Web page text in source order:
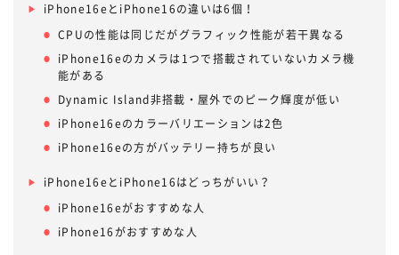
179,960円
円/71,280円
512GB：40,920円/84,920
すべて表示する
※1 23ヶ月目に本機種を返却した場合
※3 「新トクするサポート+」を適用し、特典Bを利用した場合。価格
容量・時期・契約種別などにより異なります。プログラム詳細及び最
ください。
※4 楽天モバイル買い替え超トクプログラムを適用し、実質負担額ポ
イント還元を受けた場合
※5 48回払いで対象機種を購入し、25ヶ月目に本機種を返却した場合
iPhone16eとiPhone16の違いは6個！
CPUの性能は同じだがグラフィック性能が若干異なる
iPhone16eのカメラは1つで搭載されていないカメラ機
能がある
Dynamic Island非搭載・屋外でのピーク輝度が低い
iPhone16eのカラーバリエーションは2色
iPhone16eの方がバッテリー持ちが良い
iPhone16eとiPhone16はどっちがいい？
iPhone16eがおすすめな人
iPhone16がおすすめな人